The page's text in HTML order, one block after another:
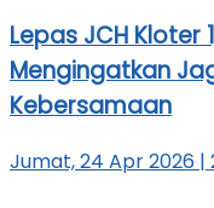
Lepas JCH Kloter
Mengingatkan
Kebersamaan
Jumat, 24 Apr 2026 |